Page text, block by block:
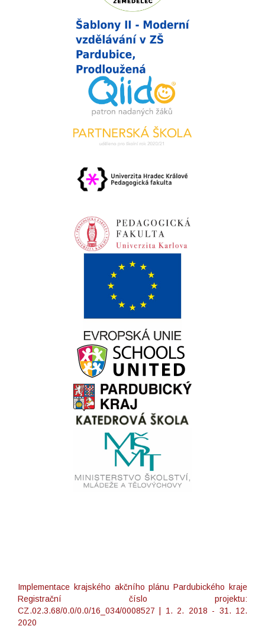
Implementace krajského akčního plánu Pardubického kraje
Registrační číslo projektu:
CZ.02.3.68/0.0/0.0/16_034/0008527 | 1. 2. 2018 - 31. 12.
2020